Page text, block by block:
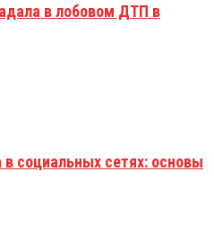
в лобовом ДТП в
в социальных сетях: основы